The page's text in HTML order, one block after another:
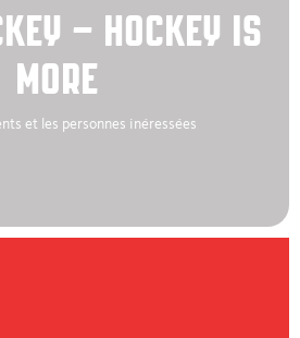
– HOCKEY IS
MORE
et les personnes inéressées